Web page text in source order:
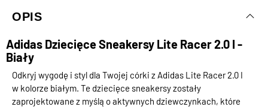
OPIS
Adidas Dziecięce Sneakersy Lite Racer 2.0 I -
Biały
Odkryj wygodę i styl dla Twojej córki z Adidas Lite Racer 2.0 I
w kolorze białym. Te dziecięce sneakersy zostały
zaprojektowane z myślą o aktywnych dziewczynkach, które